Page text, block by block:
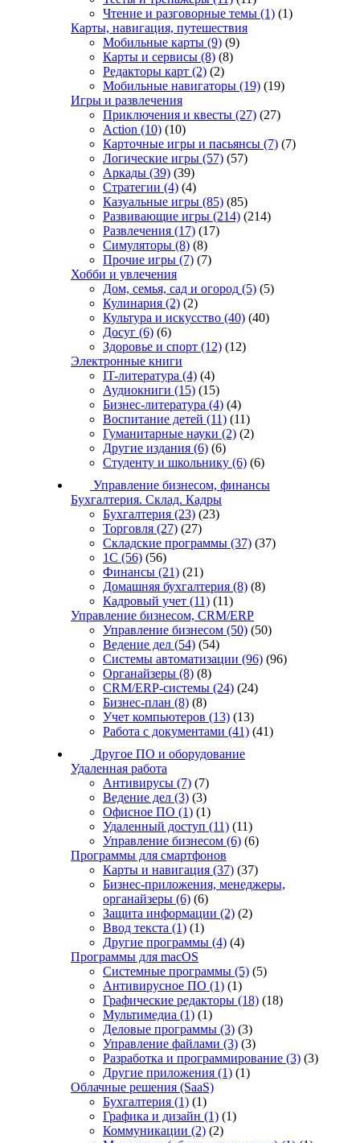
Чтение и разговорные темы (1) (1)
Карты, навигация, путешествия
Мобильные карты (9) (9)
Карты и сервисы (8) (8)
Редакторы карт (2) (2)
Мобильные навигаторы (19) (19)
Игры и развлечения
Приключения и квесты (27) (27)
Action (10) (10)
Карточные игры и пасьянсы (7) (7)
Логические игры (57) (57)
Аркады (39) (39)
Стратегии (4) (4)
Казуальные игры (85) (85)
Развивающие игры (214) (214)
Развлечения (17) (17)
Симуляторы (8) (8)
Прочие игры (7) (7)
Хобби и увлечения
Дом, семья, сад и огород (5) (5)
Кулинария (2) (2)
Культура и искусство (40) (40)
Досуг (6) (6)
Здоровье и спорт (12) (12)
Электронные книги
IT-литература (4) (4)
Аудиокниги (15) (15)
Бизнес-литература (4) (4)
Воспитание детей (11) (11)
Гуманитарные науки (2) (2)
Другие издания (6) (6)
Студенту и школьнику (6) (6)
Управление бизнесом, финансы
Бухгалтерия. Склад. Кадры
Бухгалтерия (23) (23)
Торговля (27) (27)
Складские программы (37) (37)
1С (56) (56)
Финансы (21) (21)
Домашняя бухгалтерия (8) (8)
Кадровый учет (11) (11)
Управление бизнесом, CRM/ERP
Управление бизнесом (50) (50)
Ведение дел (54) (54)
Системы автоматизации (96) (96)
Органайзеры (8) (8)
CRM/ERP-системы (24) (24)
Бизнес-план (8) (8)
Учет компьютеров (13) (13)
Работа с документами (41) (41)
Другое ПО и оборудование
Удаленная работа
Антивирусы (7) (7)
Ведение дел (3) (3)
Офисное ПО (1) (1)
Удаленный доступ (11) (11)
Управление бизнесом (6) (6)
Программы для смартфонов
Карты и навигация (37) (37)
Бизнес-приложения, менеджеры,
органайзеры (6) (6)
Защита информации (2) (2)
Ввод текста (1) (1)
Другие программы (4) (4)
Программы для macOS
Системные программы (5) (5)
Антивирусное ПО (1) (1)
Графические редакторы (18) (18)
Мультимедиа (1) (1)
Деловые программы (3) (3)
Управление файлами (3) (3)
Разработка и программирование (3) (3)
Другие приложения (1) (1)
Облачные решения (SaaS)
Бухгалтерия (1) (1)
Графика и дизайн (1) (1)
Коммуникации (2) (2)